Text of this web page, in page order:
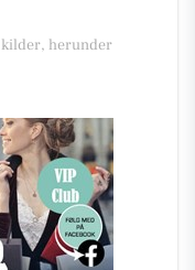
kilder, herunder